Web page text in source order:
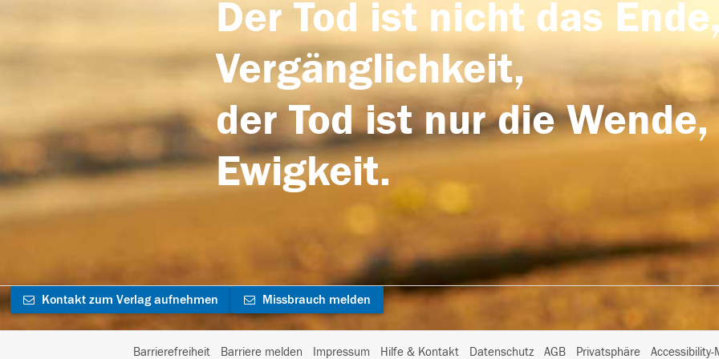
Der Tod ist nicht das
Vergänglichkeit,
der Tod ist nur die
Ewigkeit.
Kontakt zum Verlag aufnehmen Missbrauch melden
Barrierefreiheit Barriere melden Impressum Hilfe & Kontakt Datenschutz AGB Privatsphäre I